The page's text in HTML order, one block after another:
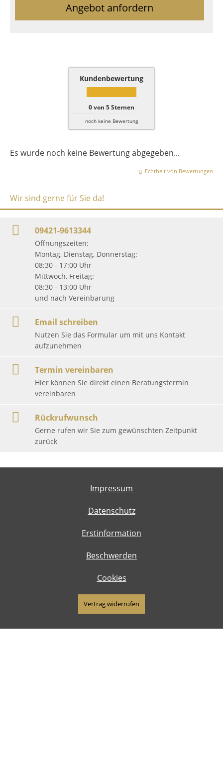
Angebot anfordern
Kundenbewertung
0von 5Sternen
noch keine Bewertung
Es wurde noch keine Bewertung abgegeben...
Echtheit von Bewertungen
Wir sind gerne für Sie da!
09421-9613344
Öffnungszeiten:
Montag, Dienstag, Donnerstag:
08:30 - 17:00 Uhr
Mittwoch, Freitag:
08:30 - 13:00 Uhr
und nach Vereinbarung
Email schreiben
Nutzen Sie das Formular um mit uns Kontakt
aufzunehmen
Termin vereinbaren
Hier können Sie direkt einen Beratungstermin
vereinbaren
Rückrufwunsch
Gerne rufen wir Sie zum gewünschten Zeitpunkt
zurück
Impressum
Datenschutz
Erstinformation
Beschwerden
Cookies
Vertrag widerrufen